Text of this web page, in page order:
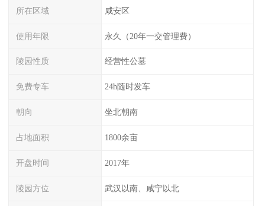
所在区域 咸安区
使用年限 永久（20年一交管理费）
陵园性质 经营性公墓
免费专车 24h随时发车
朝向 坐北朝南
占地面积 1800余亩
开盘时间 2017年
陵园方位 武汉以南、咸宁以北